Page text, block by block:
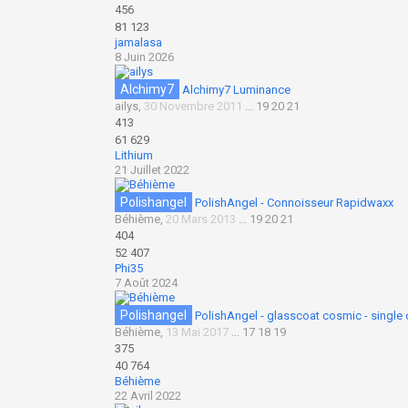
456
81 123
jamalasa
8 Juin 2026
Alchimy7
Alchimy7 Luminance
ailys, 30 Novembre 2011 ... 19 20 21
413
61 629
Lithium
21 Juillet 2022
Polishangel
PolishAngel - Connoisseur Rapidwaxx
Béhième, 20 Mars 2013 ... 19 20 21
404
52 407
Phi35
7 Août 2024
Polishangel
PolishAngel - glasscoat cosmic - single
Béhième, 13 Mai 2017 ... 17 18 19
375
40 764
Béhième
22 Avril 2022